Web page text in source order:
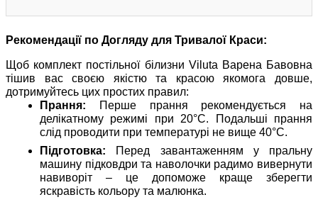
Рекомендації по Догляду для Тривалої Краси:
Щоб комплект постільної білизни Viluta Варена Бавовна
тішив вас своєю якістю та красою якомога довше,
дотримуйтесь цих простих правил:
Прання: Перше прання рекомендується на
делікатному режимі при 20°C. Подальші прання
слід проводити при температурі не вище 40°C.
Підготовка: Перед завантаженням у пральну
машину підковдри та наволочки радимо вивернути
навиворіт – це допоможе краще зберегти
яскравість кольору та малюнка.